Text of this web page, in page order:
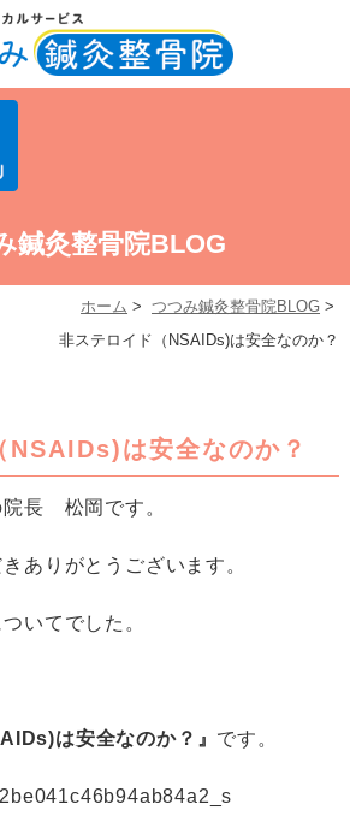
鍼灸整骨院BLOG
ホーム > つつみ鍼灸整骨院BLOG >
非ステロイド（NSAIDs)は安全なのか？
NSAIDs)は安全なのか？
長 松岡です。
ありがとうございます。
いてでした。
は安全なのか？』 です。